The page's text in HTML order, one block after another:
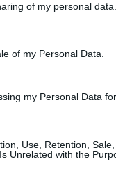
of my personal data.
of my Personal Data.
my Personal Data
Use, Retention,
Unrelated with the